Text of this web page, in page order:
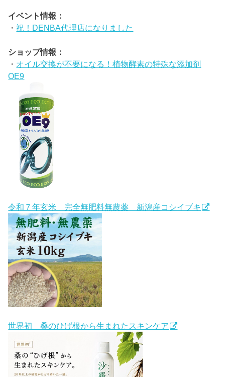
イベント情報：
・祝！DENBA代理店になりました
ショップ情報：
・ オイル交換が不要になる！植物酵素の特殊な添加剤
OE9
令和７年玄米 完全無肥料無農薬 新潟産コシイブキ
世界初 桑のひげ根から生まれたスキンケア